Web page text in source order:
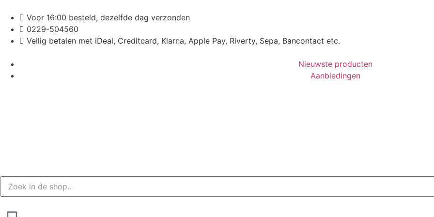
Voor 16:00 besteld, dezelfde dag verzonden
0229-504560
Veilig betalen met iDeal, Creditcard, Klarna, Apple Pay, Riverty, Sepa, Bancontact etc.
Nieuwste producten
Aanbiedingen